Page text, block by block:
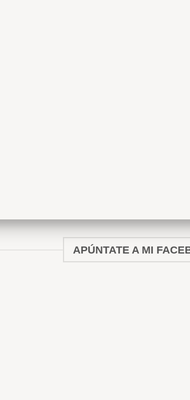
APÚNTATE A MI